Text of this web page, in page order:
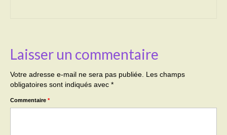
Laisser un commentaire
Votre adresse e-mail ne sera pas publiée. Les champs
obligatoires sont indiqués avec *
Commentaire *